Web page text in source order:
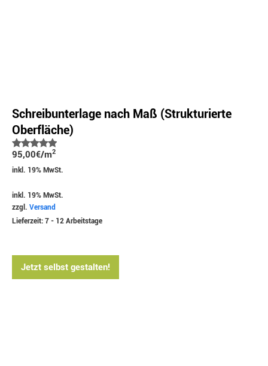
Schreibunterlage nach Maß (Strukturierte
Oberfläche)
Bewertet
mit
5.00
von 5
95,00€/m2
inkl. 19% MwSt.
inkl. 19% MwSt.
zzgl. Versand
Lieferzeit: 7 - 12 Arbeitstage
Jetzt selbst gestalten!